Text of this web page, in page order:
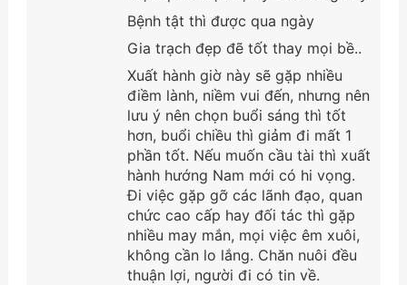
Bệnh tật thì được qua ngày
Gia trạch đẹp đẽ tốt thay mọi bề..
Xuất hành giờ này sẽ gặp nhiều
điềm lành, niềm vui đến, nhưng nên
lưu ý nên chọn buổi sáng thì tốt
hơn, buổi chiều thì giảm đi mất 1
phần tốt. Nếu muốn cầu tài thì xuất
hành hướng Nam mới có hi vọng.
Đi việc gặp gỡ các lãnh đạo, quan
chức cao cấp hay đối tác thì gặp
nhiều may mắn, mọi việc êm xuôi,
không cần lo lắng. Chăn nuôi đều
thuận lợi, người đi có tin về.